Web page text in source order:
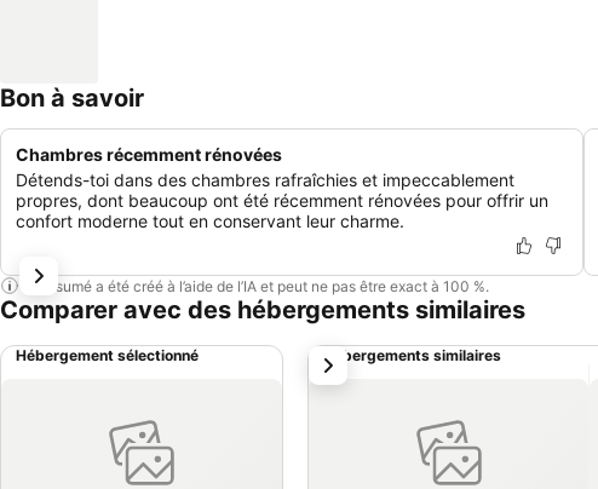
Bon à savoir
Chambres récemment rénovées
Détends-toi dans des chambres rafraîchies et impeccablement
propres, dont beaucoup ont été récemment rénovées pour offrir un
confort moderne tout en conservant leur charme.
Ce résumé a été créé à l’aide de l’IA et peut ne pas être exact à 100 %.
Comparer avec des hébergements similaires
Hébergement sélectionné Hébergements similaires
suivant